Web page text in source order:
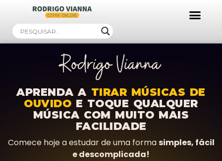
APRENDA A TIRAR MÚSICAS DE
OUVIDO E TOQUE QUALQUER
MÚSICA COM MUITO MAIS
FACILIDADE
Comece hoje a estudar de uma formasimples, fácil
e descomplicada!